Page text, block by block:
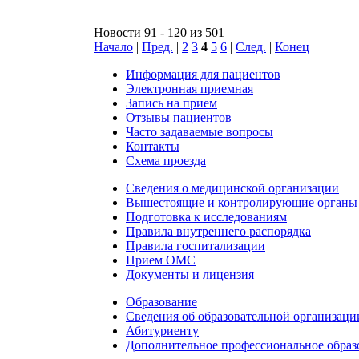
Новости 91 - 120 из 501
Начало | Пред. | 2 3 4 5 6 | След. | Конец
Информация для пациентов
Электронная приемная
Запись на прием
Отзывы пациентов
Часто задаваемые вопросы
Контакты
Схема проезда
Сведения о медицинской организации
Вышестоящие и контролирующие органы
Подготовка к исследованиям
Правила внутреннего распорядка
Правила госпитализации
Прием ОМС
Документы и лицензия
Образование
Сведения об образовательной
Абитуриенту
Дополнительное профессиональное